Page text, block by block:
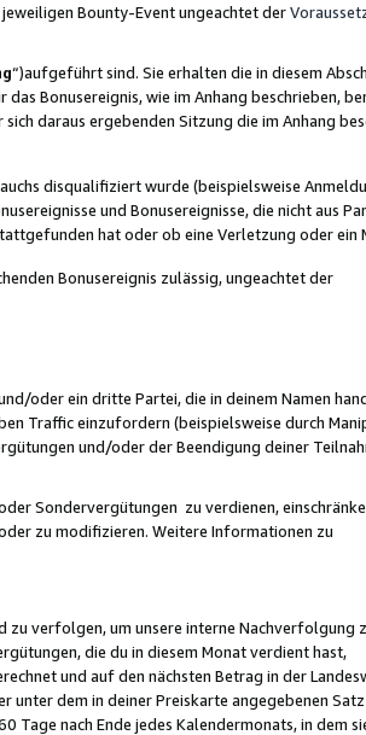
Bounty-Event ungeachtet der
“)aufgeführt sind. Sie erhalten die in diesem
das Bonusereignis, wie im Anhang beschrieben,
daraus ergebenden Sitzung die im Anhang
disqualifiziert wurde (beispielsweise
und Bonusereignisse, die nicht aus
hat oder ob eine Verletzung oder ein
Bonusereignis zulässig, ungeachtet der
oder ein dritte Partei, die in deinem Namen
Traffic einzufordern (beispielsweise durch
und/oder der Beendigung deiner
Sondervergütungen zu verdienen,
zu modifizieren. Weitere Informationen zu
verfolgen, um unsere interne Nachverfolgung
die du in diesem Monat verdient hast,
und auf den nächsten Betrag in der
unter dem in deiner Preiskarte angegebenen
nach Ende jedes Kalendermonats, in dem